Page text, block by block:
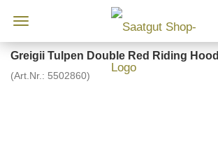
Greigii Tulpen Double Red Riding Hood
(Art.Nr.: 5502860)